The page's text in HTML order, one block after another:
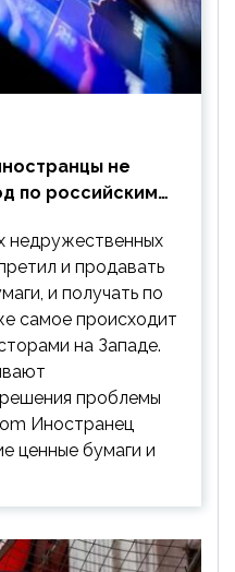
не
по российским
недружественных
и продавать
и получать по
самое происходит
на Западе.
проблемы
Иностранец
ценные бумаги и